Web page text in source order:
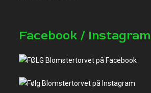
Facebook / Instagram